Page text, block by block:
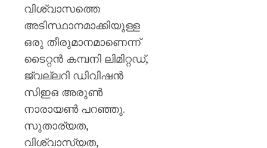
വിശ്വാസത്തെ
അടിസ്ഥാനമാക്കിയുള്ള
ഒരു തീരുമാനമാണെന്ന്
ടൈറ്റൻ കമ്പനി ലിമിറ്റഡ്,
ജ്വല്ലറി ഡിവിഷൻ
സിഇഒ അരുൺ
നാരായൺ പറഞ്ഞു.
സുതാര്യത,
വിശ്വാസ്യത,